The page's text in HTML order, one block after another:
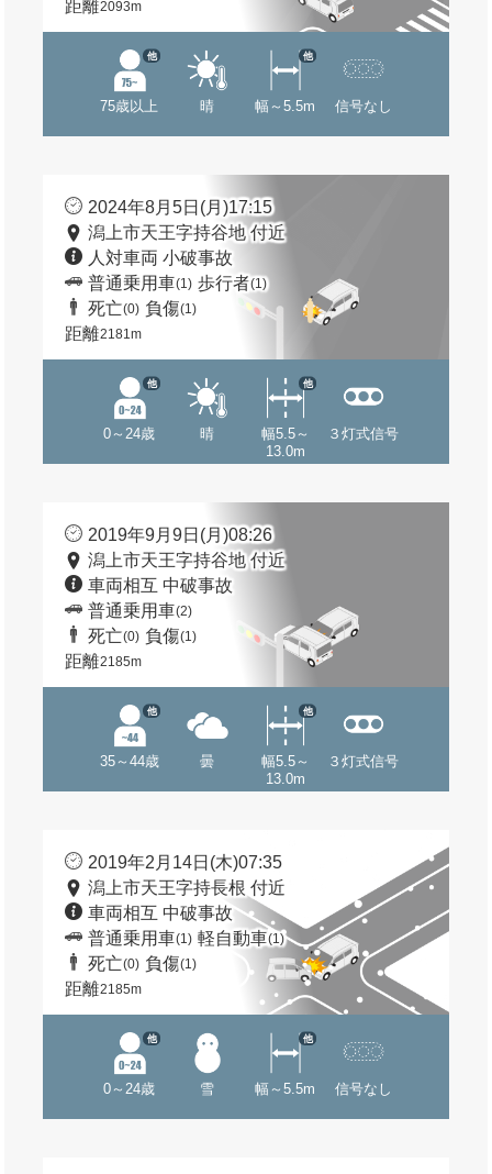
距離2093m
75歳以上
他
晴 幅～5.5m
他
信号なし
2024年8月5日(月)17:15
潟上市天王字持谷地 付近
人対車両 小破事故
普通乗用車(1) 歩行者(1)
死亡(0) 負傷(1)
距離2181m
0～24歳
他
晴
幅5.5～
13.0m
他
３灯式信号
2019年9月9日(月)08:26
潟上市天王字持谷地 付近
車両相互 中破事故
普通乗用車(2)
死亡(0) 負傷(1)
距離2185m
35～44歳
他
曇
幅5.5～
13.0m
他
３灯式信号
2019年2月14日(木)07:35
潟上市天王字持長根 付近
車両相互 中破事故
普通乗用車(1) 軽自動車(1)
死亡(0) 負傷(1)
距離2185m
0～24歳
他
雪 幅～5.5m
他
信号なし